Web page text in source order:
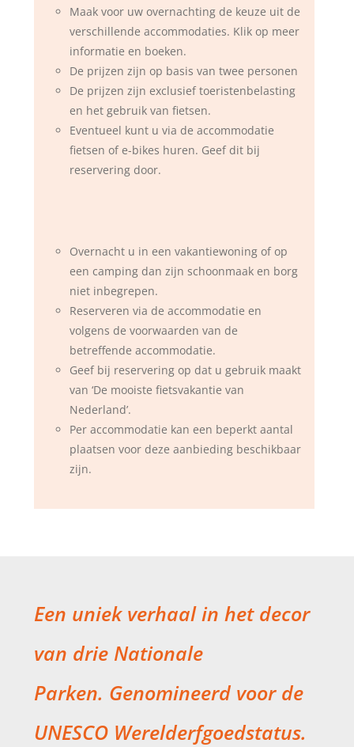
Maak voor uw overnachting de keuze uit de
verschillende accommodaties. Klik op meer
informatie en boeken.
De prijzen zijn op basis van twee personen
De prijzen zijn exclusief toeristenbelasting
en het gebruik van fietsen.
Eventueel kunt u via de accommodatie
fietsen of e-bikes huren. Geef dit bij
reservering door.
Overnacht u in een vakantiewoning of op
een camping dan zijn schoonmaak en borg
niet inbegrepen.
Reserveren via de accommodatie en
volgens de voorwaarden van de
betreffende accommodatie.
Geef bij reservering op dat u gebruik maakt
van ‘De mooiste fietsvakantie van
Nederland’.
Per accommodatie kan een beperkt aantal
plaatsen voor deze aanbieding beschikbaar
zijn.
Een uniek verhaal in het decor
van drie Nationale
Parken. Genomineerd voor de
UNESCO Werelderfgoedstatus.